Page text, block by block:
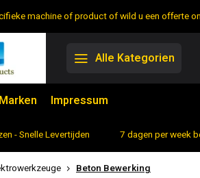
machine of product of wild u een offerte
Alle Kategorien
Marken Impressum
- Snelle Levertijden 7 dagen per week
Beton Bewerking